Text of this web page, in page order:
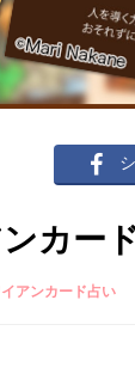
カー
アンカード占い